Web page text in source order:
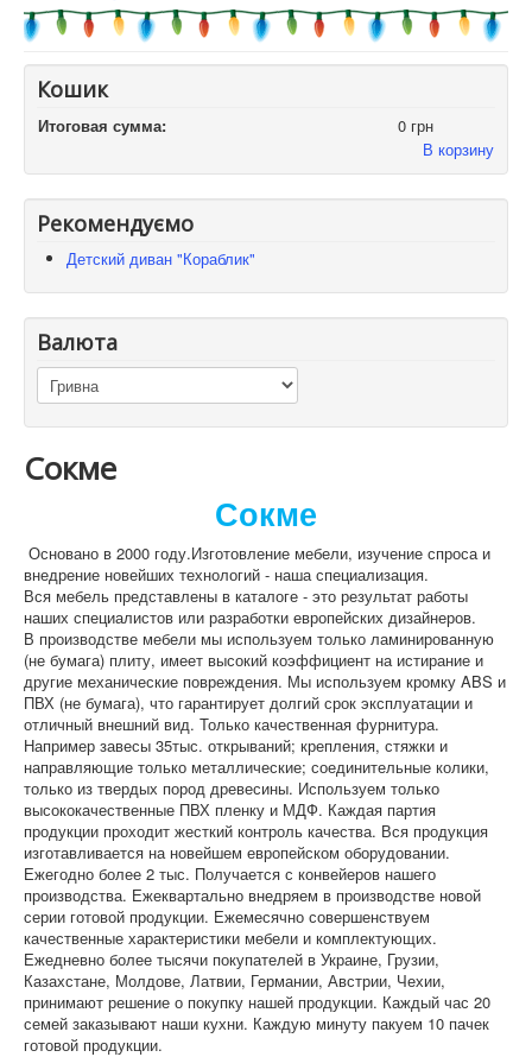
Кошик
Итоговая сумма:
0 грн
В корзину
Рекомендуємо
Детский диван "Кораблик"
Валюта
Сокме
Сокме
Основано в 2000 году.Изготовление мебели, изучение спроса и
внедрение новейших технологий - наша специализация.
Вся мебель представлены в каталоге - это результат работы
наших специалистов или разработки европейских дизайнеров.
В производстве мебели мы используем только ламинированную
(не бумага) плиту, имеет высокий коэффициент на истирание и
другие механические повреждения. Мы используем кромку ABS и
ПВХ (не бумага), что гарантирует долгий срок эксплуатации и
отличный внешний вид. Только качественная фурнитура.
Например завесы 35тыс. открываний; крепления, стяжки и
направляющие только металлические; соединительные колики,
только из твердых пород древесины. Используем только
высококачественные ПВХ пленку и МДФ. Каждая партия
продукции проходит жесткий контроль качества. Вся продукция
изготавливается на новейшем европейском оборудовании.
Ежегодно более 2 тыс. Получается с конвейеров нашего
производства. Ежеквартально внедряем в производстве новой
серии готовой продукции. Ежемесячно совершенствуем
качественные характеристики мебели и комплектующих.
Ежедневно более тысячи покупателей в Украине, Грузии,
Казахстане, Молдове, Латвии, Германии, Австрии, Чехии,
принимают решение о покупку нашей продукции. Каждый час 20
семей заказывают наши кухни. Каждую минуту пакуем 10 пачек
готовой продукции.